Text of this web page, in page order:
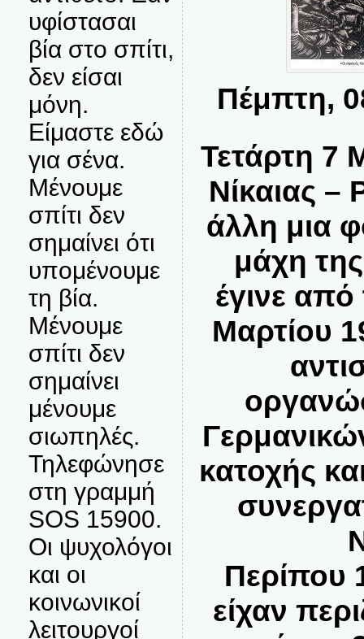
υφίστασαι
βία στο σπίτι,
δεν είσαι
μόνη.
Είμαστε εδώ
για σένα.
Μένουμε
σπίτι δεν
σημαίνει ότι
υπομένουμε
τη βία.
Μένουμε
σπίτι δεν
σημαίνει
μένουμε
σιωπηλές.
Τηλεφώνησε
στη γραμμή
SOS 15900.
Οι ψυχολόγοι
και οι
κοινωνικοί
λειτουργοί
Πέμπτη,
Τετάρτη 7
Νίκαιας –
άλλη μια
μάχη
έγινε από
Μαρτίου
κατοχής
Περίπου
είχαν